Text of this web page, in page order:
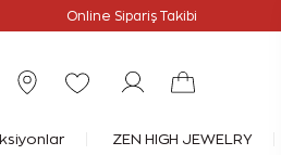
Online Sipariş Takibi
ZEN HIGH JEWELRY